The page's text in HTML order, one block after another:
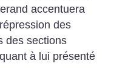
accentuera
des
des sections
à lui présenté